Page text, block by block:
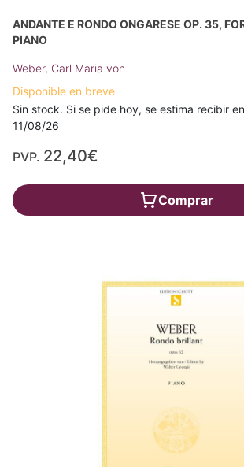
ANDANTE E RONDO ONGARESE OP. 35,
PIANO
Weber, Carl Maria von
Disponible en breve
Sin stock. Si se pide hoy, se estima recibir
11/08/26
PVP. 22,40€
Comprar